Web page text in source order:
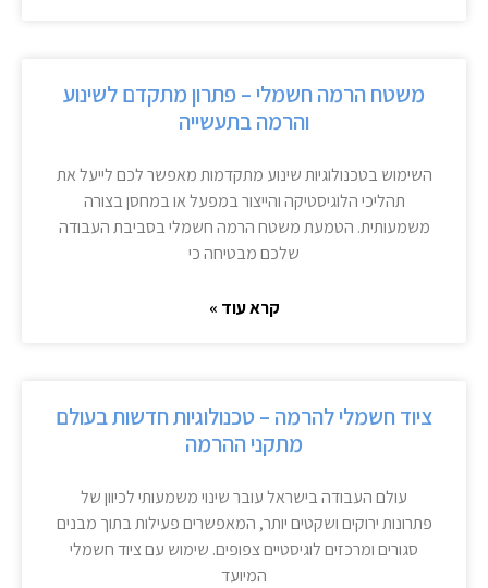
משטח הרמה חשמלי – פתרון מתקדם לשינוע
והרמה בתעשייה
השימוש בטכנולוגיות שינוע מתקדמות מאפשר לכם לייעל את
תהליכי הלוגיסטיקה והייצור במפעל או במחסן בצורה
משמעותית. הטמעת משטח הרמה חשמלי בסביבת העבודה
שלכם מבטיחה כי
קרא עוד »
ציוד חשמלי להרמה – טכנולוגיות חדשות בעולם
מתקני ההרמה
עולם העבודה בישראל עובר שינוי משמעותי לכיוון של
פתרונות ירוקים ושקטים יותר, המאפשרים פעילות בתוך מבנים
סגורים ומרכזים לוגיסטיים צפופים. שימוש עם ציוד חשמלי
המיועד